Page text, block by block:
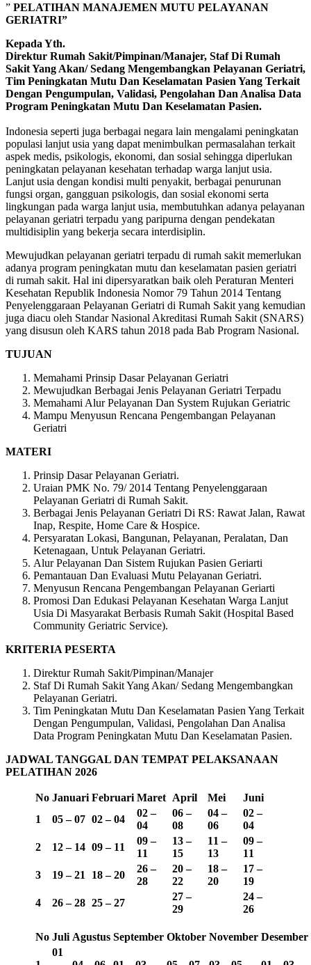
” PELATIHAN MANAJEMEN MUTU PELAYANAN
GERIATRI”
Kepada Yth.
Direktur Rumah Sakit/Pimpinan/Manajer, Staf Di Rumah
Sakit Yang Akan/ Sedang Mengembangkan Pelayanan Geriatri,
Tim Peningkatan Mutu Dan Keselamatan Pasien Yang Terkait
Dengan Pengumpulan, Validasi, Pengolahan Dan Analisa Data
Program Peningkatan Mutu Dan Keselamatan Pasien.
Indonesia seperti juga berbagai negara lain mengalami peningkatan
populasi lanjut usia yang dapat menimbulkan permasalahan terkait
aspek medis, psikologis, ekonomi, dan sosial sehingga diperlukan
peningkatan pelayanan kesehatan terhadap warga lanjut usia.
Lanjut usia dengan kondisi multi penyakit, berbagai penurunan
fungsi organ, gangguan psikologis, dan sosial ekonomi serta
lingkungan pada warga lanjut usia, membutuhkan adanya pelayanan
pelayanan geriatri terpadu yang paripurna dengan pendekatan
multidisiplin yang bekerja secara interdisiplin.
Mewujudkan pelayanan geriatri terpadu di rumah sakit memerlukan
adanya program peningkatan mutu dan keselamatan pasien geriatri
di rumah sakit. Hal ini dipersyaratkan baik oleh Peraturan Menteri
Kesehatan Republik Indonesia Nomor 79 Tahun 2014 Tentang
Penyelenggaraan Pelayanan Geriatri di Rumah Sakit yang kemudian
juga diacu oleh Standar Nasional Akreditasi Rumah Sakit (SNARS)
yang disusun oleh KARS tahun 2018 pada Bab Program Nasional.
TUJUAN
Memahami Prinsip Dasar Pelayanan Geriatri
Mewujudkan Berbagai Jenis Pelayanan Geriatri Terpadu
Memahami Alur Pelayanan Dan System Rujukan Geriatric
Mampu Menyusun Rencana Pengembangan Pelayanan
Geriatri
MATERI
Prinsip Dasar Pelayanan Geriatri.
Uraian PMK No. 79/ 2014 Tentang Penyelenggaraan
Pelayanan Geriatri di Rumah Sakit.
Berbagai Jenis Pelayanan Geriatri Di RS: Rawat Jalan, Rawat
Inap, Respite, Home Care & Hospice.
Persyaratan Lokasi, Bangunan, Pelayanan, Peralatan, Dan
Ketenagaan, Untuk Pelayanan Geriatri.
Alur Pelayanan Dan Sistem Rujukan Pasien Geriarti
Pemantauan Dan Evaluasi Mutu Pelayanan Geriatri.
Menyusun Rencana Pengembangan Pelayanan Geriarti
Promosi Dan Edukasi Pelayanan Kesehatan Warga Lanjut
Usia Di Masyarakat Berbasis Rumah Sakit (Hospital Based
Community Geriatric Service).
KRITERIA PESERTA
Direktur Rumah Sakit/Pimpinan/Manajer
Staf Di Rumah Sakit Yang Akan/ Sedang Mengembangkan
Pelayanan Geriatri.
Tim Peningkatan Mutu Dan Keselamatan Pasien Yang Terkait
Dengan Pengumpulan, Validasi, Pengolahan Dan Analisa
Data Program Peningkatan Mutu Dan Keselamatan Pasien.
JADWAL TANGGAL DAN TEMPAT PELAKSANAAN
PELATIHAN 2026
No Januari Februari Maret April Mei
Juni
1
05 – 07 02 – 04
02 –
04
06 –
08
04 –
06
02 –
04
2
12 – 14 09 – 11
09 –
11
13 –
15
11 –
13
09 –
11
3
19 – 21 18 – 20
26 –
28
20 –
22
18 –
20
17 –
19
4
26 – 28 25 – 27
27 –
29
24 –
26
No Juli Agustus September Oktober November Desember
01